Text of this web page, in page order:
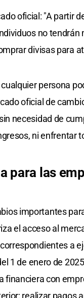
oficial: "A partir
no tendrán
divisas para
persona
oficial de
necesidad de
ni enfrentar
para las
importantes
el acceso al
a
1 de enero de
financiera con
realizar pagos